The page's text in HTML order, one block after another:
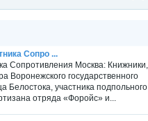
Сопро ...
Сопротивления Москва: Книжники,
Воронежского государственного
Белостока, участника подпольного
отряда «Форойс» и...